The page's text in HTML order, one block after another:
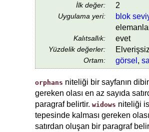
İlk değer: 2
Uygulama yeri:
blok
Kalıtsallık: evet
Yüzdelik değerler: Elverişsiz
Ortam: görsel ,
orphans niteliği bir sayfanın
gereken olası en az sayıda
paragraf belirtir. widows niteliği
tepesinde kalması gereken
satırdan oluşan bir paragraf